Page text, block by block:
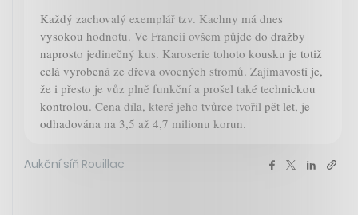
Každý zachovalý exemplář tzv. Kachny má dnes
vysokou hodnotu. Ve Francii ovšem půjde do dražby
naprosto jedinečný kus. Karoserie tohoto kousku je totiž
celá vyrobená ze dřeva ovocných stromů. Zajímavostí je,
že i přesto je vůz plně funkční a prošel také technickou
kontrolou. Cena díla, které jeho tvůrce tvořil pět let, je
odhadována na 3,5 až 4,7 milionu korun.
Aukční síň Rouillac